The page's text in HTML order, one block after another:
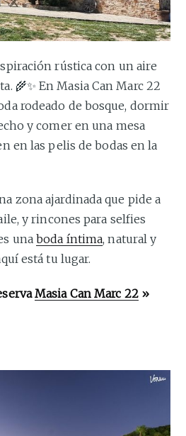
rústica con un aire
🌾✨ En Masia Can Marc 22
rodeado de bosque, dormir
y comer en una mesa
en las pelis de bodas en la
zona ajardinada que pide a
y rincones para selfies
unaboda íntima, natural y
está tu lugar.
Masia Can Marc 22»